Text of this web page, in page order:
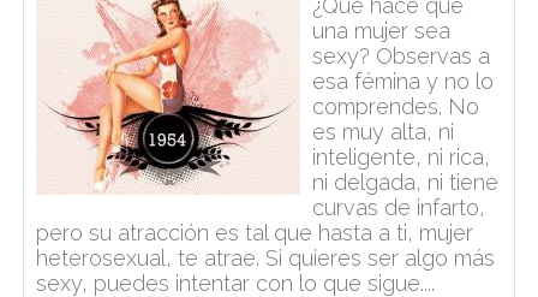
¿Qué hace que
una mujer sea
sexy? Observas a
esa fémina y no lo
comprendes. No
es muy alta, ni
inteligente, ni rica,
ni delgada, ni tiene
curvas de infarto,
pero su atracción es tal que hasta a ti, mujer
heterosexual, te atrae. Si quieres ser algo más
sexy, puedes intentar con lo que sigue....